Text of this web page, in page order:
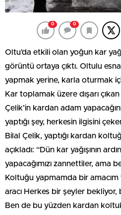
0 0
Oltu’da etkili olan yoğun kar
görüntü ortaya çıktı. Oltulu
yapmak yerine, karla oturmak
Kar toplamak üzere dışarı
Çelik’in kardan adam
yaptığı şey, herkesin ilgisini
Bilal Çelik, yaptığı kardan
açıkladı: “Dün kar yağışının
yapacağımızı zannettiler, ama
Koltuğu yapmamda bir
aracı Herkes bir şeyler bekliyor,
Ben de bu yüzden kardan